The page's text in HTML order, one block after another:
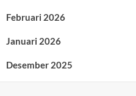
Februari 2026
Januari 2026
Desember 2025